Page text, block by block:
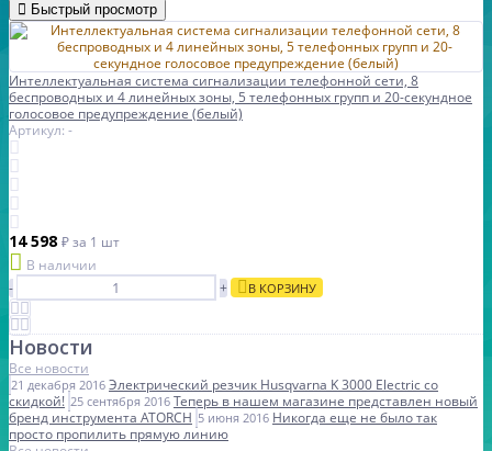
Быстрый просмотр
Интеллектуальная система сигнализации телефонной сети, 8
беспроводных и 4 линейных зоны, 5 телефонных групп и 20-секундное
голосовое предупреждение (белый)
Артикул: -
14 598 ₽за 1 шт
В наличии
-
+ В КОРЗИНУ
Новости
Все новости
21 декабря 2016 Электрический резчик Husqvarna K 3000 Electric со
скидкой! 25 сентября 2016 Теперь в нашем магазине представлен новый
бренд инструмента ATORCH 5 июня 2016 Никогда еще не было так
просто пропилить прямую линию